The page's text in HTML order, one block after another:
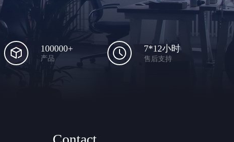
100000+
产品
7*12小时
售后支持